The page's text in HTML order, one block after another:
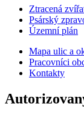
Ztracená
Psárský
Územní plán
Mapa ulic a
Pracovníci
Kontakty